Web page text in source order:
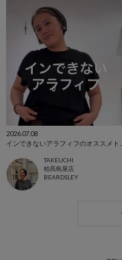
2026.07.08
TAKEUCHI
柏髙島屋店
BEARDSLEY